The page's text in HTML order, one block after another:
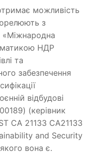
можливість
з
«Міжнародна
НДР
та
забезпечення
відбудові
(керівник
CA 21133 CA21133
and Security
вона є.